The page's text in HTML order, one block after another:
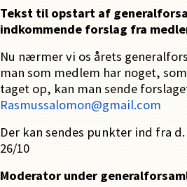
Tekst til opstart af
indkommende forslag fra
Nu nærmer vi os årets
man som medlem har noget,
taget op, kan man sende
Rasmussalomon@gmail.com
Der kan sendes punkter ind fra
26/10
Moderator under